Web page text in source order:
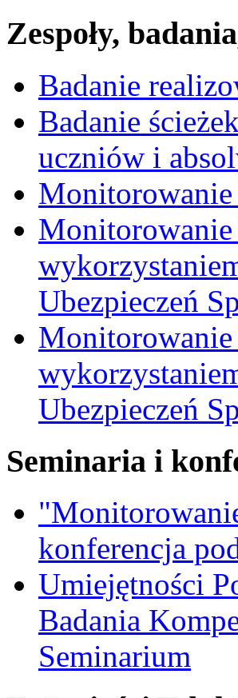
Zespoły,
Badanie
Badanie
uczniów i
Ubezpieczeń
Ubezpieczeń
Seminaria i
konferencja
Umiejętności
Badania
Seminarium